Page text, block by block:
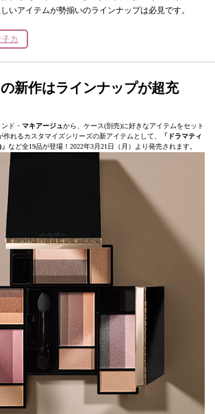
いアイテムが勢揃いのラインナップは必見です。
力
新作はラインナップが超充
ド・ マキアージュから、ケース(別売)に好きなアイテムをセット
作れるカスタマイズシリーズの新アイテムとして、
「ドラマティ
など全19品が登場！2022年3月21日（月）より発売されます。